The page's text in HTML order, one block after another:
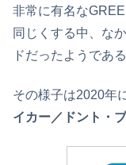
非常に有名な
同じくする中、な
ドだったようである
その様子は2020年
イカー／ドント・